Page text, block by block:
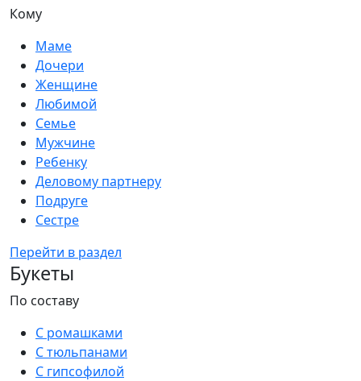
Кому
Маме
Дочери
Женщине
Любимой
Семье
Мужчине
Ребенку
Деловому партнеру
Подруге
Сестре
Перейти в раздел
Букеты
По составу
С ромашками
С тюльпанами
С гипсофилой